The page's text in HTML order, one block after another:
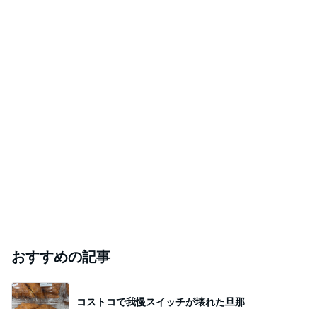
おすすめの記事
コストコで我慢スイッチが壊れた旦那